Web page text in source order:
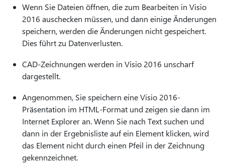
Wenn Sie Dateien öffnen, die zum Bearbeiten in Visio
2016 auschecken müssen, und dann einige Änderungen
speichern, werden die Änderungen nicht gespeichert.
Dies führt zu Datenverlusten.
CAD-Zeichnungen werden in Visio 2016 unscharf
dargestellt.
Angenommen, Sie speichern eine Visio 2016-
Präsentation im HTML-Format und zeigen sie dann im
Internet Explorer an. Wenn Sie nach Text suchen und
dann in der Ergebnisliste auf ein Element klicken, wird
das Element nicht durch einen Pfeil in der Zeichnung
gekennzeichnet.